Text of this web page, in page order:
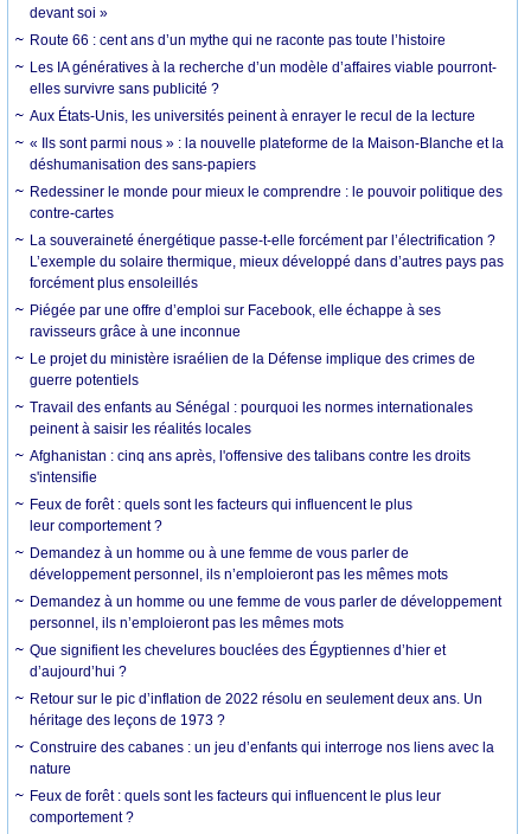
devant soi »
Route 66 : cent ans d’un mythe qui ne raconte pas toute l’histoire
Les IA génératives à la recherche d’un modèle d’affaires viable pourront-
elles survivre sans publicité ?
Aux États-Unis, les universités peinent à enrayer le recul de la lecture
« Ils sont parmi nous » : la nouvelle plateforme de la Maison-Blanche et la
déshumanisation des sans-papiers
Redessiner le monde pour mieux le comprendre : le pouvoir politique des
contre-cartes
La souveraineté énergétique passe-t-elle forcément par l’électrification ?
L’exemple du solaire thermique, mieux développé dans d’autres pays pas
forcément plus ensoleillés
Piégée par une offre d’emploi sur Facebook, elle échappe à ses
ravisseurs grâce à une inconnue
Le projet du ministère israélien de la Défense implique des crimes de
guerre potentiels
Travail des enfants au Sénégal : pourquoi les normes internationales
peinent à saisir les réalités locales
Afghanistan : cinq ans après, l'offensive des talibans contre les droits
s'intensifie
Feux de forêt : quels sont les facteurs qui influencent le plus
leur comportement ?
Demandez à un homme ou à une femme de vous parler de
développement personnel, ils n’emploieront pas les mêmes mots
Demandez à un homme ou une femme de vous parler de développement
personnel, ils n’emploieront pas les mêmes mots
Que signifient les chevelures bouclées des Égyptiennes d’hier et
d’aujourd’hui ?
Retour sur le pic d’inflation de 2022 résolu en seulement deux ans. Un
héritage des leçons de 1973 ?
Construire des cabanes : un jeu d’enfants qui interroge nos liens avec la
nature
Feux de forêt : quels sont les facteurs qui influencent le plus leur
comportement ?